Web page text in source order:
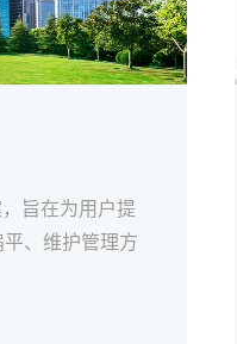
旨在为用户提
、维护管理方